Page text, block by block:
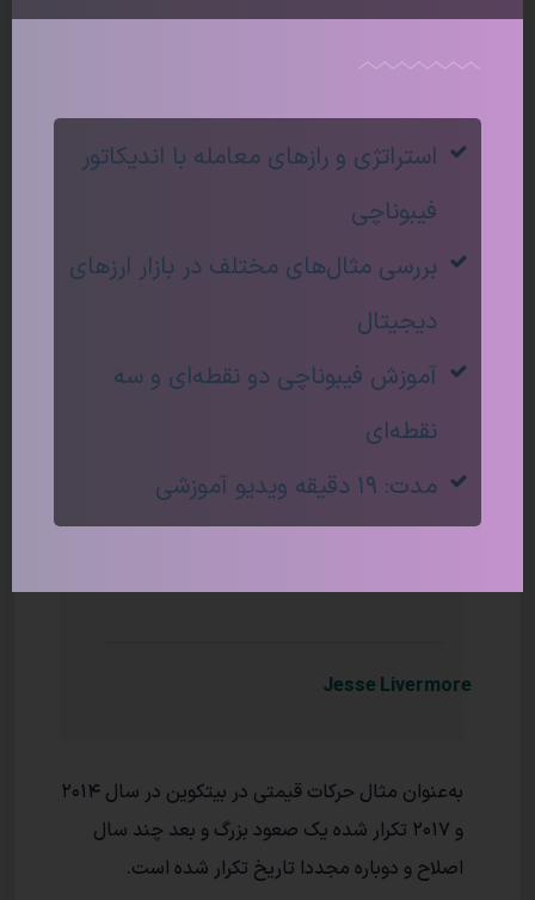
روانشناسی بازار، احساساتی مثل ترس و هیجان
همواره در چرخه‌های قیمتی گذشته باعث تکرار
است.
در گذر زمان، اهالی بازار در نتیجه
احساساتی چون طمع، ترس، نادانی و امید،
داشته‌اند. به همین دلیل است که الگوها و
ساختارهای عددی بر طبق یک مبنای ثابتی
Jesse Livermore
به‌عنوان مثال حرکات قیمتی در بیتکوین در سال ۲۰۱۴
و ۲۰۱۷ تکرار شده یک صعود بزرگ و بعد چند سال
اصلاح و دوباره مجددا تاریخ تکرار شده است.
استراتژی و رازهای معامله با اندیکاتور
فیبوناچی
بررسی مثال‌های مختلف در بازار ارزهای
دیجیتال
آموزش فیبوناچی دو نقطه‌ای و سه
نقطه‌ای
مدت: ۱۹ دقیقه ویدیو آموزشی